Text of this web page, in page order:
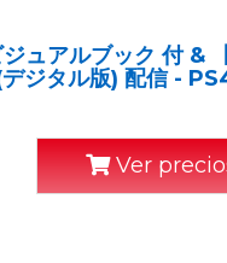
ュアルブック 付
ジタル版) 配信 -
Ver